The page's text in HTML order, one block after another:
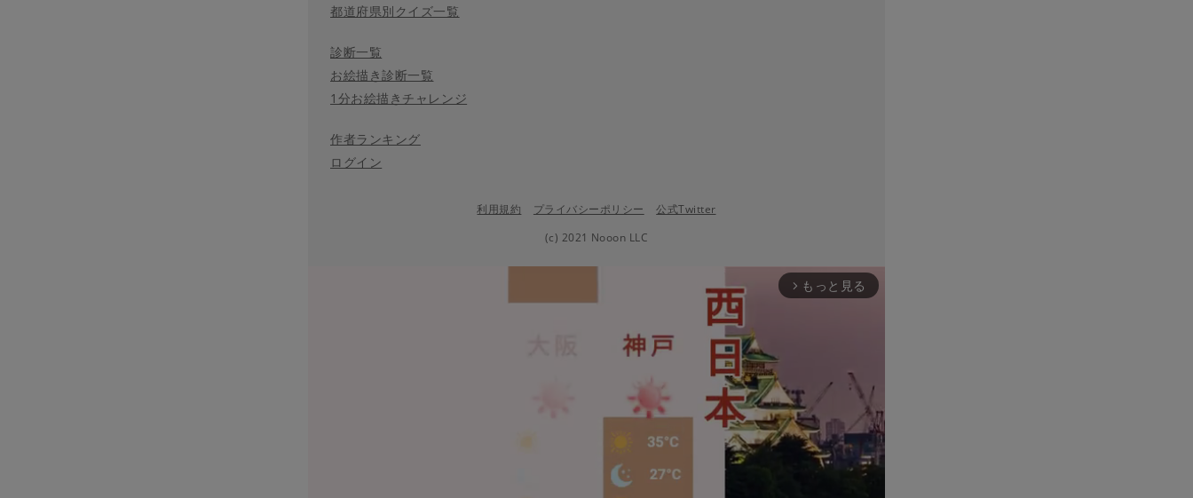
都道府県別クイズ一覧
診断一覧
お絵描き診断一覧
1分お絵描きチャレンジ
作者ランキング
ログイン
利用規約 プライバシーポリシー
公式Twitter
(c) 2021 Nooon LLC
arrow_forward_ios もっと見る